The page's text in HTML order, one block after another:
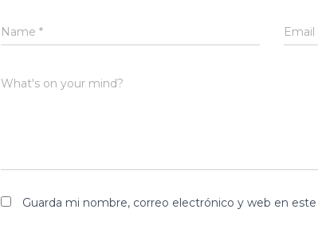
Name * Email
What's on your mind?
Guarda mi nombre, correo electrónico y web en